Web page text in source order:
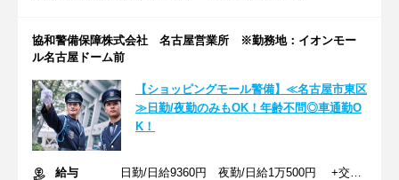
協和警備保障株式会社 名古屋営業所 ※勤務地：イオンモー
ル名古屋ドーム前
【ショッピングモール警備】≪名古屋市東区
≫日勤/夜勤のみもOK！年齢不問◎車通勤O
K！
給与
日勤/日給9360円 夜勤/日給1万500円 +交通費全額支給